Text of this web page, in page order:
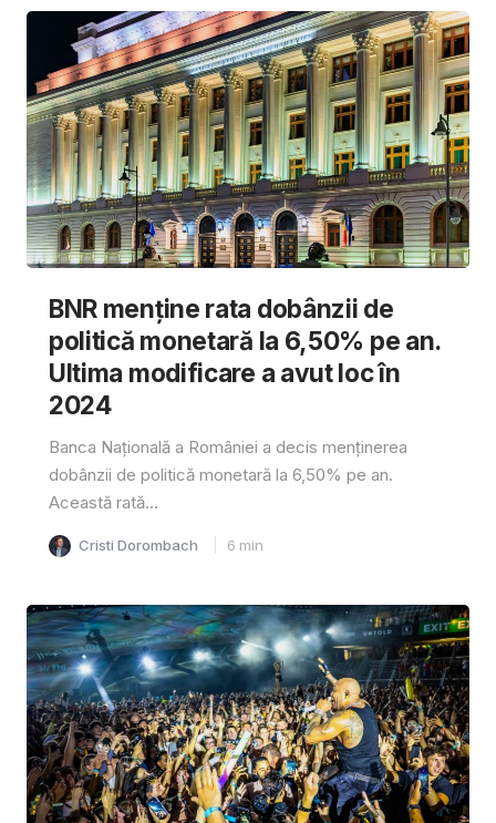
BNR menține rata dobânzii de
politică monetară la 6,50% pe an.
Ultima modificare a avut loc în
2024
Banca Națională a României a decis menținerea
dobânzii de politică monetară la 6,50% pe an.
Această rată...
Cristi Dorombach 6 min